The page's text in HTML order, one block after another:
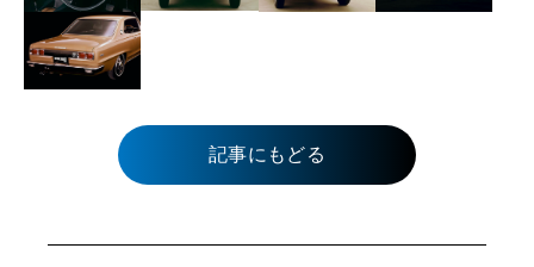
記事にもどる